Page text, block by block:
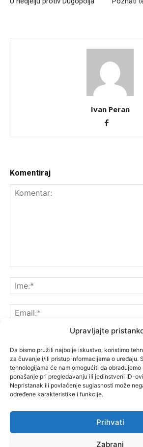
Upravljajte
Da bismo pružili najbolje iskustvo, koristimo
za čuvanje i/ili pristup informacijama o uređaju.
tehnologijama će nam omogućiti da
ponašanje pri pregledavanju ili jedinstveni ID-
Nepristanak ili povlačenje suglasnosti može
određene karakteristike i funkcije.
Prihvati
Zabrani
Ivan Peran
Komentiraj
Spremite moje ime, e-poštu i web-
pregledniku sljedeći put kada